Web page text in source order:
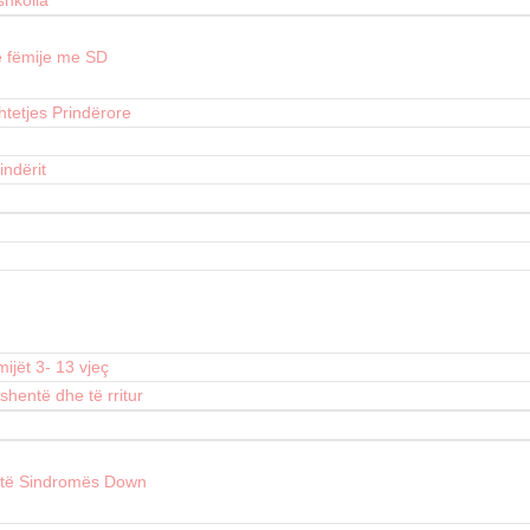
fëmije me SD
Prindërore
3- 13 vjeç
dhe të rritur
Sindromës Down